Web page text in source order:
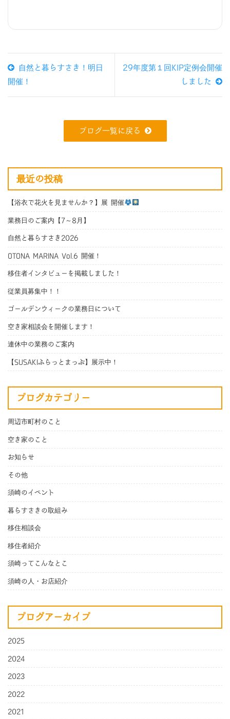
自然と暮らすさき！明日
開催！
29年度第１回KIP定例会開催
しました
ブログ一覧に戻る
最近の投稿
【浴衣で花火を見ませんか？】展 開催
業務日のご案内【7～8月】
自然と暮らすさき2026
OTONA MARINA Vol.6 開催！
移住者インタビューを掲載しました！
従業員募集中！！
ゴールデンウィークの業務日について
空き家相談会を開催します！
連休中の業務のご案内
【SUSAKIふらっとまっぷ】展示中！
ブログカテゴリー
周辺市町村のこと
空き家のこと
お知らせ
その他
須崎のイベント
暮らすさきの取組み
移住相談会
移住者紹介
須崎ってこんなとこ
須崎の人・お店紹介
ブログアーカイブ
2025
2024
2023
2022
2021